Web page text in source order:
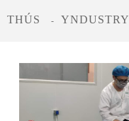
THÚS YNDUSTRY